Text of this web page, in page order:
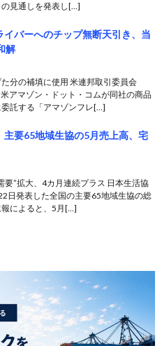
見通しを発表し[…]
イバーへのチップ無断天引き、当
解
分の補填に使用 米連邦取引委員会
米アマゾン・ドット・コムが同社の商品
託する「アマゾンフレ[…]
主要65地域生協の5月売上高、宅
要”拡大、4カ月連続プラス 日本生活協
日発表した全国の主要65地域生協の総
によると、5月[…]